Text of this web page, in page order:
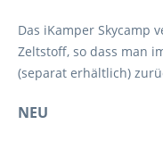
Das iKamper Skycamp
Zeltstoff, so dass man
(separat erhältlich)
NEU